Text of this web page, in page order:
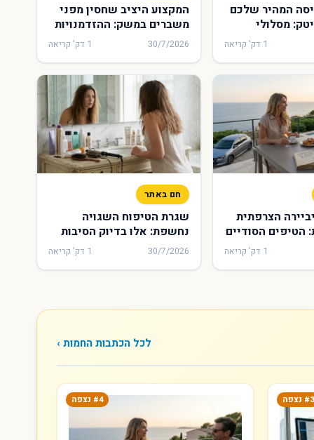
המהיר שלכם
מסלולי
שעושים
מכללת איקום
1 דק' קריאה
המקצוע היציב שחסין מפני
משברים במשק: ההזדמנויות
הכלכליות שמחכות לבוגרי
קורס חשבי שכר בכירים
30/7/2026 1 דק' קריאה
הצרפתית
הטיפים הסודיים
כסף בעת
1 דק' קריאה
חם באתר
שגרת הטיפוח השגויה
נחשפת: אלו בדיוק הסיבות
לכך שהשיער מאבד מהברק
30/7/2026 1 דק' קריאה
לכל הכתבות החמות ›
#3 נצפה #4 נצפה